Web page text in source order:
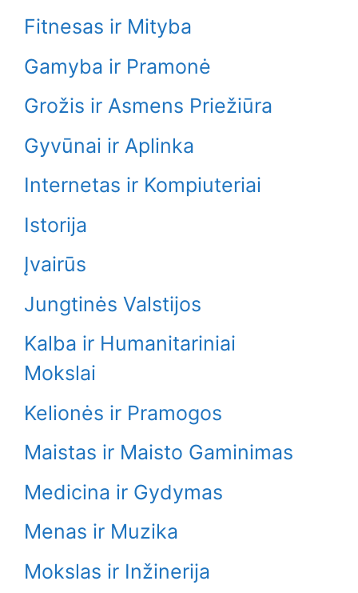
Fitnesas ir Mityba
Gamyba ir Pramonė
Grožis ir Asmens Priežiūra
Gyvūnai ir Aplinka
Internetas ir Kompiuteriai
Istorija
Įvairūs
Jungtinės Valstijos
Kalba ir Humanitariniai
Mokslai
Kelionės ir Pramogos
Maistas ir Maisto Gaminimas
Medicina ir Gydymas
Menas ir Muzika
Mokslas ir Inžinerija